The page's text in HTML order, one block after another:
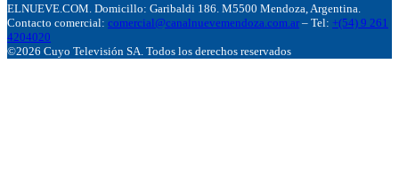
ELNUEVE.COM. Domicillo: Garibaldi 186. M5500 Mendoza, Argentina.
Contacto comercial: comercial@canalnuevemendoza.com.ar – Tel: +(54) 9 261
4204020
©2026 Cuyo Televisión SA. Todos los derechos reservados